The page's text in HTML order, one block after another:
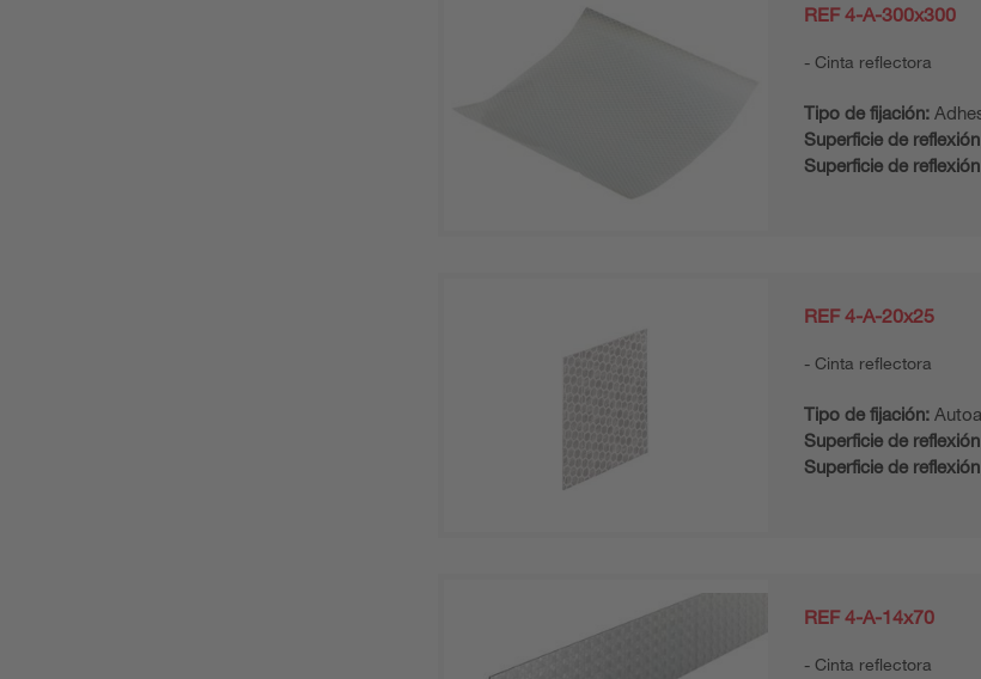
REF 4-A-300x300
Cinta reflectora
Tipo de fijación:
Superficie de
Superficie de
REF 4-A-20x25
Cinta reflectora
Tipo de fijación:
Superficie de
Superficie de
REF 4-A-14x70
Cinta reflectora